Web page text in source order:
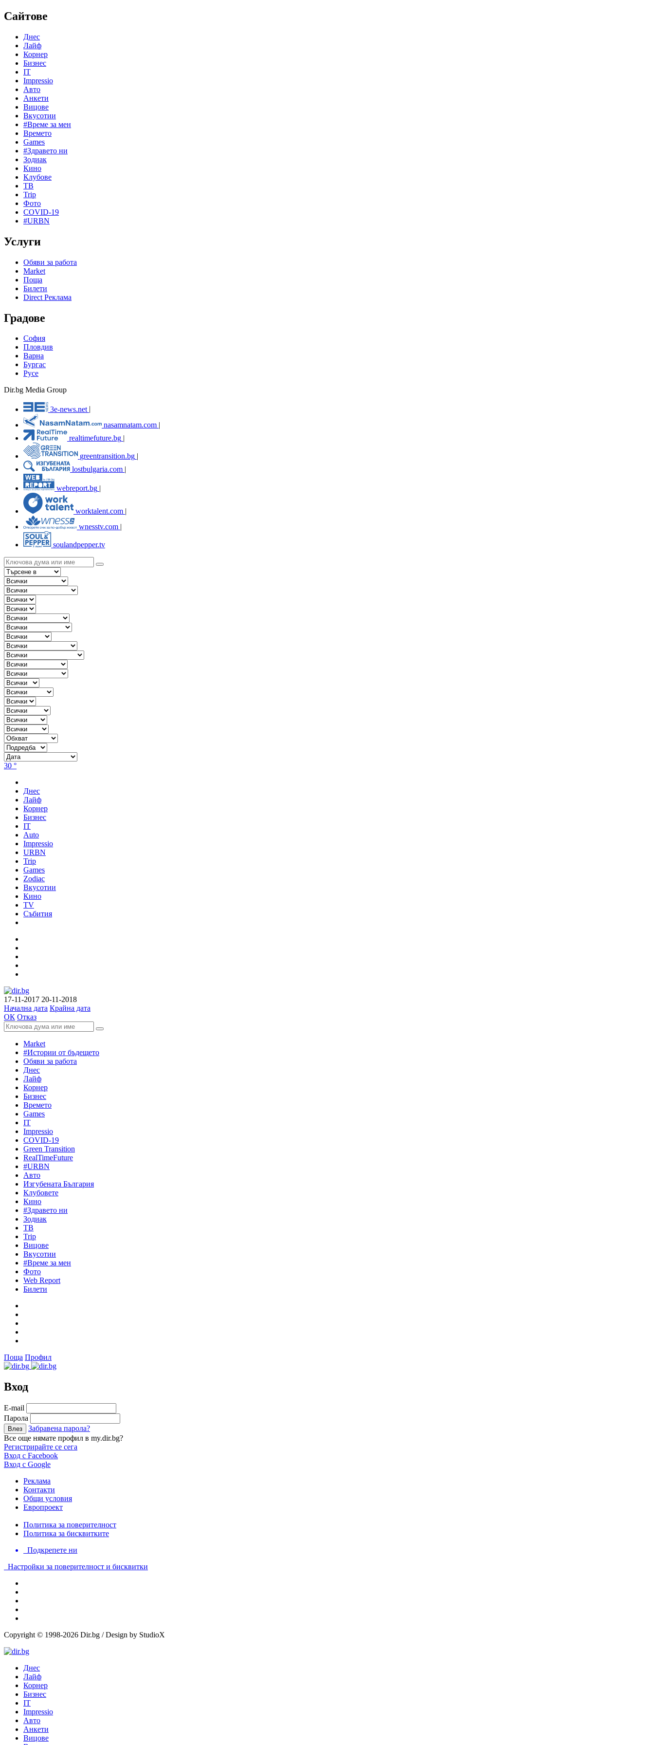
Сайтове
Днес
Лайф
Корнер
Бизнес
IT
Impressio
Авто
Анкети
Вицове
Вкусотии
#Време за мен
Времето
Games
#Здравето ни
Зодиак
Кино
Клубове
ТВ
Trip
Фото
COVID-19
#URBN
Услуги
Обяви за работа
Market
Поща
Билети
Direct Реклама
Градове
София
Пловдив
Варна
Бургас
Русе
Dir.bg Media Group
3e-news.net
nasamnatam.com |
realtimefuture.bg |
greentransition.bg |
lostbulgaria.com |
webreport.bg
worktalent.com |
wnesstv.com |
soulandpepper.tv
30 °
Днес
Лайф
Корнер
Бизнес
IT
Auto
Impressio
URBN
Trip
Games
Zodiac
Вкусотии
Кино
TV
Събития
17-11-2017 20-11-2018
Начална дата Крайна дата
ОК Отказ
Market
#Истории от бъдещето
Обяви за работа
Днес
Лайф
Корнер
Бизнес
Времето
Games
IT
Impressio
COVID-19
Green Transition
RealTimeFuture
#URBN
Авто
Изгубената България
Клубовете
Кино
#Здравето ни
Зодиак
ТВ
Trip
Вицове
Вкусотии
#Време за мен
Фото
Web Report
Билети
Поща Профил
Вход
Е-mail
Парола
Забравена парола?
Все още нямате профил в my.dir.bg?
Регистрирайте се сега
Вход с Facebook
Вход с Google
Реклама
Контакти
Общи условия
Европроект
Политика за поверителност
Политика за бисквитките
Подкрепете ни
Настройки за поверителност и бисквитки
Copyright © 1998-2026 Dir.bg / Design by StudioX
Днес
Лайф
Корнер
Бизнес
IT
Impressio
Авто
Анкети
Вицове